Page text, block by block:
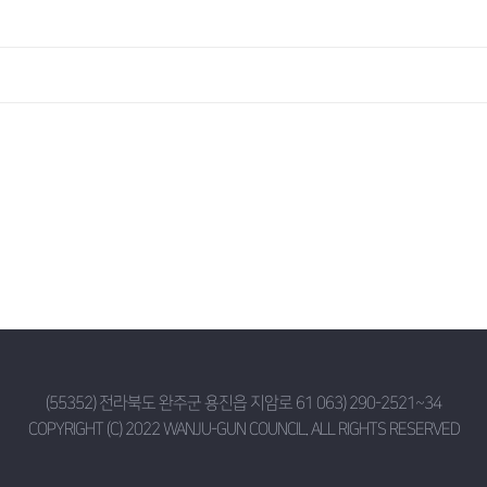
(55352) 전라북도 완주군 용진읍 지암로 61 063) 290-2521~34
COPYRIGHT (C) 2022 WANJU-GUN COUNCIL. ALL RIGHTS RESERVED